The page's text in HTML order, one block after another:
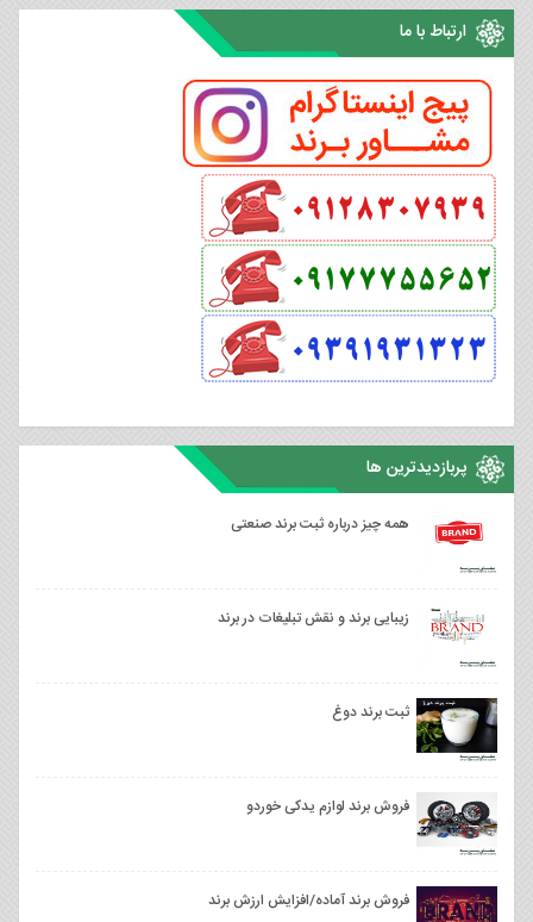
ارتباط با ما
پربازدیدترین ها
همه چیز درباره ثبت برند صنعتی
زیبایی برند و نقش تبلیغات در برند
ثبت برند دوغ
فروش برند لوازم یدکی خوردو
فروش برند آماده/افزایش ارزش برند